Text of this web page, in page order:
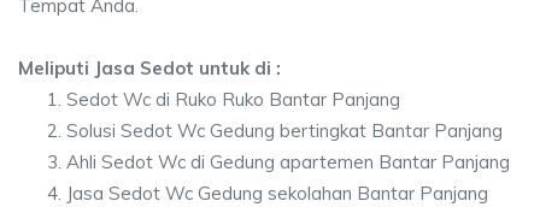
Tempat Anda.
Meliputi Jasa Sedot untuk di :
Sedot Wc di Ruko Ruko Bantar Panjang
Solusi Sedot Wc Gedung bertingkat Bantar Panjang
Ahli Sedot Wc di Gedung apartemen Bantar Panjang
Jasa Sedot Wc Gedung sekolahan Bantar Panjang